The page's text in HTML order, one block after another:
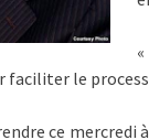
le
ce mercredi